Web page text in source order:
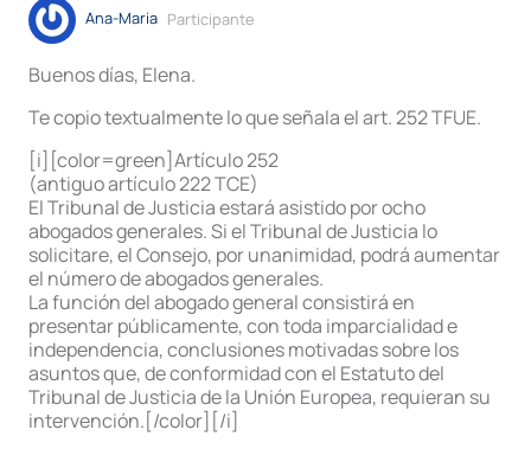
Ana-Maria Participante
Buenos días, Elena.
Te copio textualmente lo que señala el art. 252 TFUE.
[i][color=green]Artículo 252
(antiguo artículo 222 TCE)
El Tribunal de Justicia estará asistido por ocho
abogados generales. Si el Tribunal de Justicia lo
solicitare, el Consejo, por unanimidad, podrá aumentar
el número de abogados generales.
La función del abogado general consistirá en
presentar públicamente, con toda imparcialidad e
independencia, conclusiones motivadas sobre los
asuntos que, de conformidad con el Estatuto del
Tribunal de Justicia de la Unión Europea, requieran su
intervención.[/color][/i]